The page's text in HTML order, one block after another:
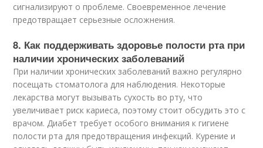
сигнализируют о проблеме. Своевременное лечение
предотвращает серьезные осложнения.
8. Как поддерживать здоровье полости рта при
наличии хронических заболеваний
При наличии хронических заболеваний важно регулярно
посещать стоматолога для наблюдения. Некоторые
лекарства могут вызывать сухость во рту, что
увеличивает риск кариеса, поэтому стоит обсудить это с
врачом. Диабет требует особого внимания к гигиене
полости рта для предотвращения инфекций. Курение и